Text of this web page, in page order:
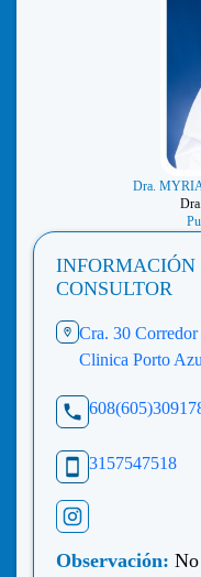
Dra.
INFORMACIÓN
CONSULTOR
Cra. 30
Clinica Porto
3157547518
Observación: